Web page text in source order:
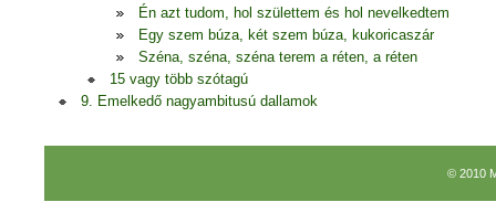
Én azt tudom, hol születtem és hol nevelkedtem
Egy szem búza, két szem búza, kukoricaszár
Széna, széna, széna terem a réten, a réten
15 vagy több szótagú
9. Emelkedő nagyambitusú dallamok
© 2010